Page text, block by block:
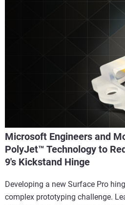
Microsoft Engineers and
PolyJet™ Technology to
9's Kickstand Hinge
Developing a new Surface Pro
complex prototyping challenge.